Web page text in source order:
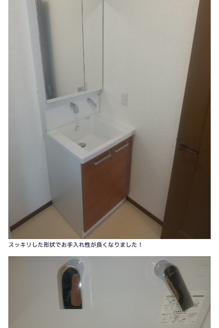
スッキリした形状でお手入れ性が良くなりました！